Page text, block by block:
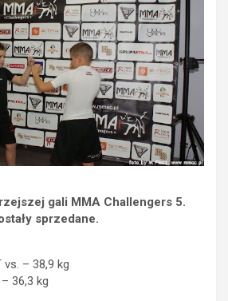
gali MMA Challengers 5.
sprzedane.
– 38,9 kg
36,3 kg